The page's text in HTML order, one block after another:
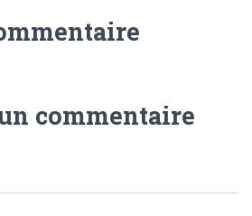
commentaire